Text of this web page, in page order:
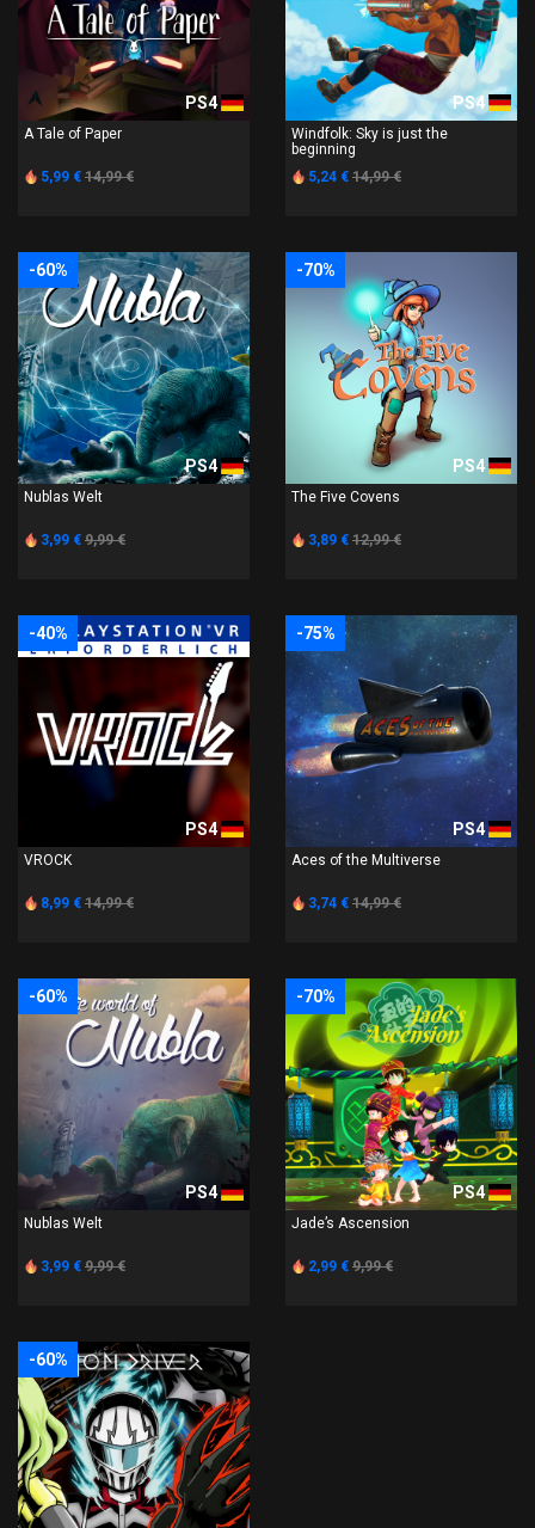
PS4
A Tale of Paper
5,99 € 14,99 €
PS4
Windfolk: Sky is just the
beginning
5,24 € 14,99 €
-60%
PS4
Nublas Welt
3,99 € 9,99 €
-70%
PS4
The Five Covens
3,89 € 12,99 €
-40%
PS4
VROCK
8,99 € 14,99 €
-75%
PS4
Aces of the Multiverse
3,74 € 14,99 €
-60%
PS4
Nublas Welt
3,99 € 9,99 €
-70%
PS4
Jade’s Ascension
2,99 € 9,99 €
-60%